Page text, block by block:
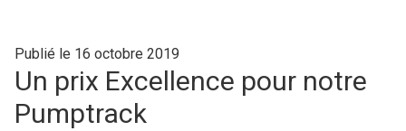
Publié le 16 octobre 2019
Un prix Excellence pour notre
Pumptrack